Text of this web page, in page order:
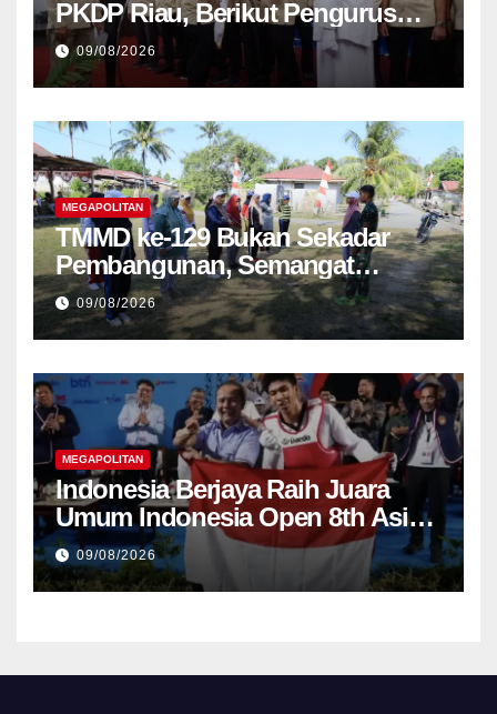
PKDP Riau, Berikut Pengurus
Lengkap 2026-2031
09/08/2026
MEGAPOLITAN
TMMD ke-129 Bukan Sekadar
Pembangunan, Semangat
Nasionalisme Warga Ikut
Dibangun
09/08/2026
MEGAPOLITAN
Indonesia Berjaya Raih Juara
Umum Indonesia Open 8th Asian
Taekwondo Indonesia Open
Championships 2026
09/08/2026